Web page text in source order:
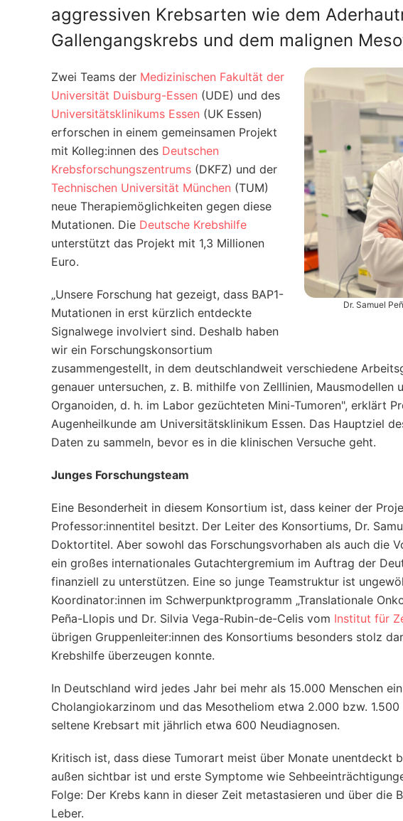
aggressiven Krebsarten wie dem
Gallengangskrebs und dem malignen
Dr. Samuel
Zwei Teams der Medizinischen Fakultät der
Universität Duisburg-Essen (UDE) und des
Universitätsklinikums Essen (UK Essen)
erforschen in einem gemeinsamen Projekt
mit Kolleg:innen des Deutschen
Krebsforschungszentrums (DKFZ) und der
Technischen Universität München (TUM)
neue Therapiemöglichkeiten gegen diese
Mutationen. Die Deutsche Krebshilfe
unterstützt das Projekt mit 1,3 Millionen
Euro.
„Unsere Forschung hat gezeigt, dass BAP1-
Mutationen in erst kürzlich entdeckte
Signalwege involviert sind. Deshalb haben
wir ein Forschungskonsortium
zusammengestellt, in dem deutschlandweit verschiedene
genauer untersuchen, z. B. mithilfe von Zelllinien, Mausmodellen
Organoiden, d. h. im Labor gezüchteten Mini-Tumoren", erklärt
Augenheilkunde am Universitätsklinikum Essen. Das Hauptziel
Daten zu sammeln, bevor es in die klinischen Versuche geht.
Junges Forschungsteam
Eine Besonderheit in diesem Konsortium ist, dass keiner der
Professor:innentitel besitzt. Der Leiter des Konsortiums, Dr.
Doktortitel. Aber sowohl das Forschungsvorhaben als auch die
ein großes internationales Gutachtergremium im Auftrag der
finanziell zu unterstützen. Eine so junge Teamstruktur ist
Koordinator:innen im Schwerpunktprogramm „Translationale
Peña-Llopis und Dr. Silvia Vega-Rubin-de-Celis vom Institut für
übrigen Gruppenleiter:innen des Konsortiums besonders stolz
Krebshilfe überzeugen konnte.
In Deutschland wird jedes Jahr bei mehr als 15.000 Menschen
Cholangiokarzinom und das Mesotheliom etwa 2.000 bzw.
seltene Krebsart mit jährlich etwa 600 Neudiagnosen.
Kritisch ist, dass diese Tumorart meist über Monate unentdeckt
außen sichtbar ist und erste Symptome wie
Folge: Der Krebs kann in dieser Zeit metastasieren und über die
Leber.